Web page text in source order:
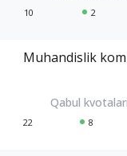
10 2
Muhandislik
22 8